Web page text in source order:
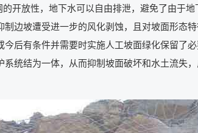
开放性，地下水可以自由排泄，避免了由于
制边坡遭受进一步的风化剥蚀，且对坡面形态
今后有条件并需要时实施人工坡面绿化保留了
系统结为一体，从而抑制坡面破坏和水土流失